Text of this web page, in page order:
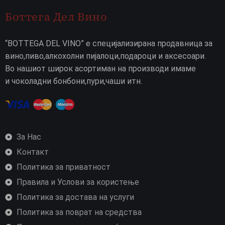
Боттега Дел Вино
“BOTTEGA DEL VINO” е специјализирана продавница за
вино,пиво,алкохолни пијалоци,подароци и аксесоари.
Во нашиот широк асортиман на производи имаме
и чоколадни бонбони,пури,чаши итн.
За Нас
Контакт
Политика за приватност
Правила и Услови за користење
Политика за достава на услуги
Политика за поврат на средства